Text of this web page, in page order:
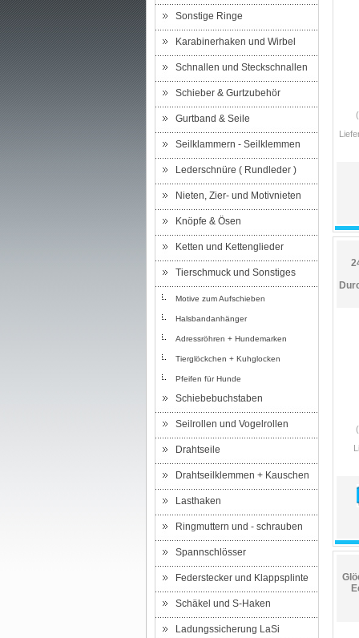
Sonstige Ringe
Karabinerhaken und Wirbel
Schnallen und Steckschnallen
Schieber & Gurtzubehör
Gurtband & Seile
Seilklammern - Seilklemmen
Lederschnüre ( Rundleder )
Nieten, Zier- und Motivnieten
Knöpfe & Ösen
Ketten und Kettenglieder
Tierschmuck und Sonstiges
Motive zum Aufschieben
Halsbandanhänger
Adressröhren + Hundemarken
Tierglöckchen + Kuhglocken
Pfeifen für Hunde
Schiebebuchstaben
Seilrollen und Vogelrollen
Drahtseile
Drahtseilklemmen + Kauschen
Lasthaken
Ringmuttern und - schrauben
Spannschlösser
Federstecker und Klappsplinte
Schäkel und S-Haken
Ladungssicherung LaSi